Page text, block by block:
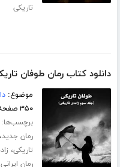
تاریکی
دانلود کتاب رمان طوفان
موضوع:
۳۵۰ صفحه
رمان جدید
تاریکی،
رمان ایرانی